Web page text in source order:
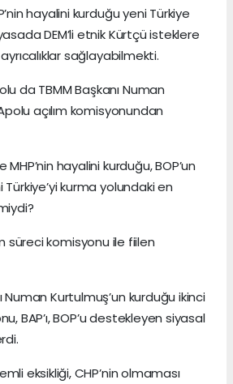
hayalini kurduğu yeni Türkiye
DEM’li etnik Kürtçü isteklere
sağlayabilmekti.
da TBMM Başkanı Numan
açılım komisyonundan
MHP’nin hayalini kurduğu, BOP’un
kurma yolundaki en
süreci komisyonu ile fiilen
Numan Kurtulmuş’un kurduğu ikinci
BAP’ı, BOP’u destekleyen siyasal
eksikliği, CHP’nin olmaması